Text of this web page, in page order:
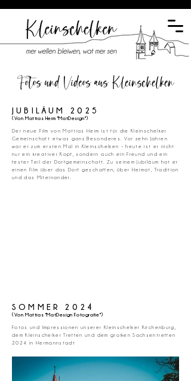
Fotos und Videos aus Kleinschelken
JUBILÄUM 2025
(Von Mattias Heim "MatDesign")
Der neue Film von Mattias Heim ist für die Kleinschelker
Gemeinschaft etwas ganz Besonderes. Vor zehn Jahren
war er zum ersten Mal in Kleinschelken – heute ist er nicht
nur ein kreativer Kopf, sondern auch ein Freund und ein
fester Teil der Dorfgemeinschaft. Zu seinem Jubiläum hat er
einen Film über das Dorf geschaffen, über Heimat, Tradition
und das Miteinander.
SOMMER 2024
(Von Mattias "MatDesign Fotografie")
Fotos und Impressionen unserer Kleinschelker Kirchenburg,
dem Kleinschelker Treffenund dem großen Sachsentreffen
2024 in Hermannstadt